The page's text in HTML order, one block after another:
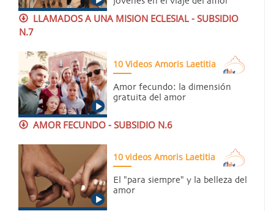
LLAMADOS A UNA MISION ECLESIAL - SUBSIDIO
N.7
10 Videos Amoris Laetitia
Amor fecundo: la dimensión
gratuita del amor
AMOR FECUNDO - SUBSIDIO N.6
10 videos Amoris Laetitia
El "para siempre" y la belleza del
amor